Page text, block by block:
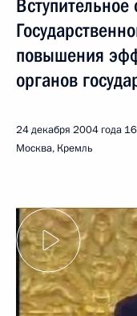
повышения
органов
24 декабря 2004 года
Москва, Кремль